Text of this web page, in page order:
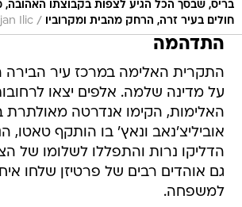
בריס, שבסך הכל הגיע לצפות בקבוצתו
חולים בעיר זרה, הרחק מהבית ומקרוביו
/
Ilic
התדהמה
התקרית האלימה במרכז עיר הבירה
על מדינה שלמה. אלפים יצאו
האלימות, הקימו אנדרטה מאולתרת
אוביליצ'נאב ונאץ' בו הותקף טאטו,
הדליקו נרות והתפללו לשלומו של
גם אוהדים רבים של פרטיזן שלחו
למשפחה.